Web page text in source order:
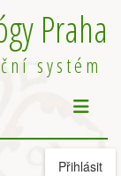
Praha
systém
Přihlásit